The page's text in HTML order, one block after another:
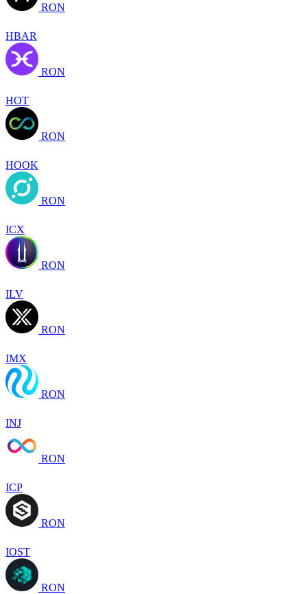
RON
HBAR
RON
HOT
RON
HOOK
RON
ICX
RON
ILV
RON
IMX
RON
INJ
RON
ICP
RON
IOST
RON